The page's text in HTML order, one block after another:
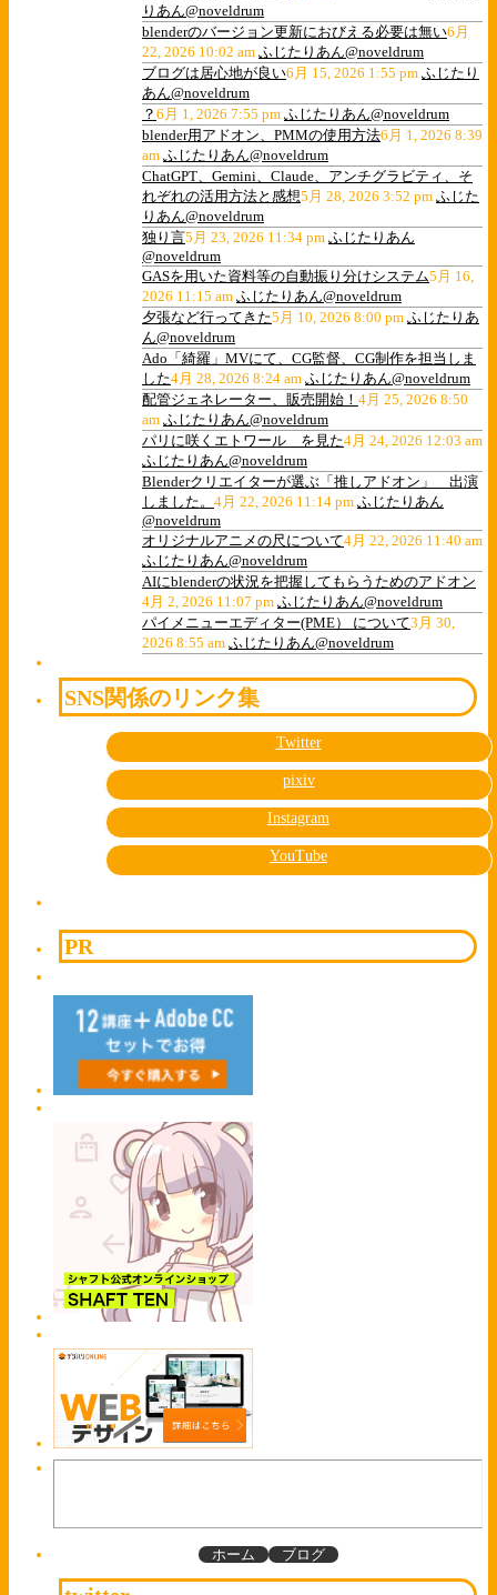
りあん@noveldrum
blenderのバージョン更新におびえる必要は無い6月
22, 2026 10:02 am ふじたりあん@noveldrum
ブログは居心地が良い6月 15, 2026 1:55 pm ふじたり
あん@noveldrum
？ 6月 1, 2026 7:55 pm ふじたりあん@noveldrum
blender用アドオン、PMMの使用方法6月 1, 2026 8:39
am ふじたりあん@noveldrum
ChatGPT、Gemini、Claude、アンチグラビティ、そ
れぞれの活用方法と感想5月 28, 2026 3:52 pm ふじた
りあん@noveldrum
独り言5月 23, 2026 11:34 pm ふじたりあん
@noveldrum
GASを用いた資料等の自動振り分けシステム5月 16,
2026 11:15 am ふじたりあん@noveldrum
夕張など行ってきた5月 10, 2026 8:00 pm ふじたりあ
ん@noveldrum
Ado「綺羅」MVにて、CG監督、CG制作を担当しま
した4月 28, 2026 8:24 am ふじたりあん@noveldrum
配管ジェネレーター、販売開始！ 4月 25, 2026 8:50
am ふじたりあん@noveldrum
パリに咲くエトワール を見た4月 24, 2026 12:03 am
ふじたりあん@noveldrum
Blenderクリエイターが選ぶ「推しアドオン」 出演
しました。 4月 22, 2026 11:14 pm ふじたりあん
@noveldrum
オリジナルアニメの尺について4月 22, 2026 11:40 am
ふじたりあん@noveldrum
AIにblenderの状況を把握してもらうためのアドオン
4月 2, 2026 11:07 pm ふじたりあん@noveldrum
パイメニューエディター(PME） について3月 30,
2026 8:55 am ふじたりあん@noveldrum
SNS関係のリンク集
Twitter
pixiv
Instagram
YouTube
PR
ホーム ブログ